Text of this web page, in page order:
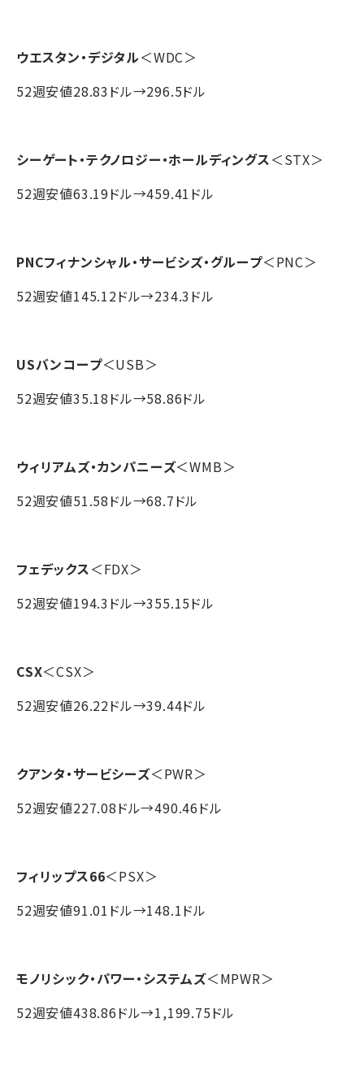
ウエスタン・デジタル＜WDC＞
52週安値28.83ドル→296.5ドル
シーゲート・テクノロジー・ホールディングス＜STX＞
52週安値63.19ドル→459.41ドル
PNCフィナンシャル・サービシズ・グループ＜PNC＞
52週安値145.12ドル→234.3ドル
USバンコープ＜USB＞
52週安値35.18ドル→58.86ドル
ウィリアムズ・カンパニーズ＜WMB＞
52週安値51.58ドル→68.7ドル
フェデックス＜FDX＞
52週安値194.3ドル→355.15ドル
CSX＜CSX＞
52週安値26.22ドル→39.44ドル
クアンタ・サービシーズ＜PWR＞
52週安値227.08ドル→490.46ドル
フィリップス66＜PSX＞
52週安値91.01ドル→148.1ドル
モノリシック・パワー・システムズ＜MPWR＞
52週安値438.86ドル→1,199.75ドル